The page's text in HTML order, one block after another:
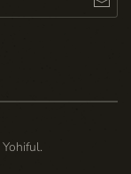
Yohiful.